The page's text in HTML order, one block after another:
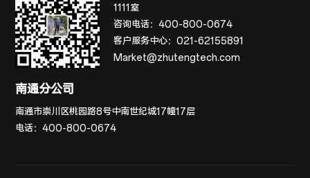
1111室
咨询电话：400-800-0674
客户服务中心：021-62155891
Market@zhutengtech.com
南通分公司
南通市崇川区桃园路8号中南世纪城17幢17层
电话：400-800-0674